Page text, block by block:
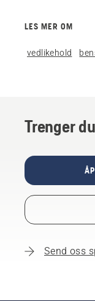
LES MER OM
vedlikehold
Trenger
Send oss